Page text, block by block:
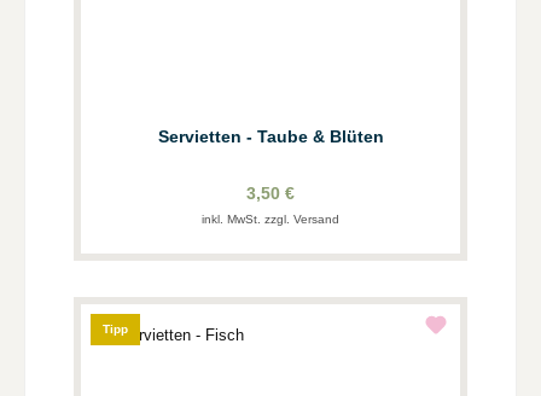
Servietten - Taube & Blüten
3,50 €
inkl. MwSt. zzgl. Versand
Tipp